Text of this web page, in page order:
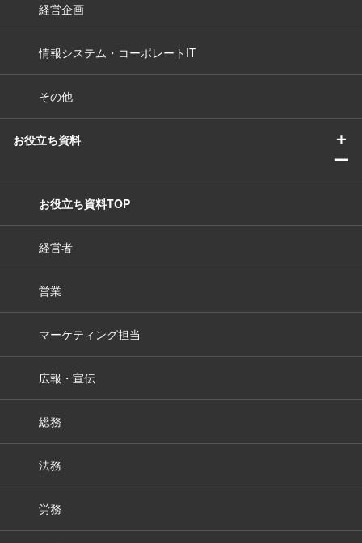
経営企画
情報システム・コーポレートIT
その他
お役立ち資料
＋
ー
お役立ち資料TOP
経営者
営業
マーケティング担当
広報・宣伝
総務
法務
労務